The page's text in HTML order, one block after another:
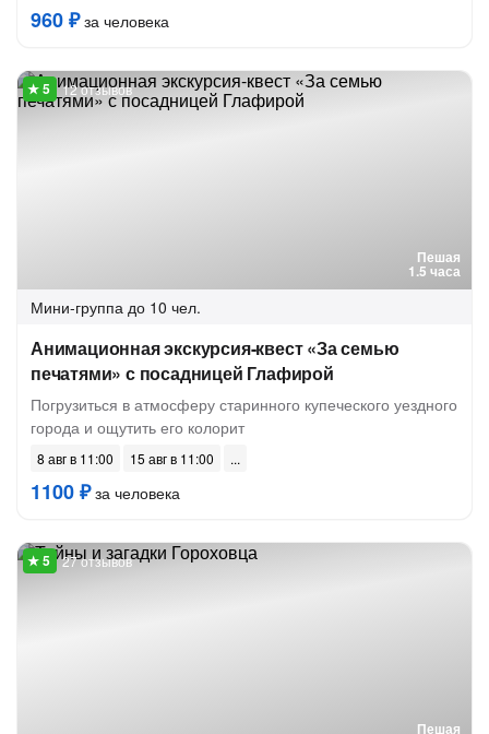
960 ₽за человека
Пешая
1.5 часа
12 отзывов
Мини-группа до 10 чел.
Анимационная экскурсия-квест «За семью
печатями» с посадницей Глафирой
Погрузиться в атмосферу старинного купеческого уездного
города и ощутить его колорит
8 авг в 11:00 15 авг в 11:00
1100 ₽за человека
Пешая
27 отзывов